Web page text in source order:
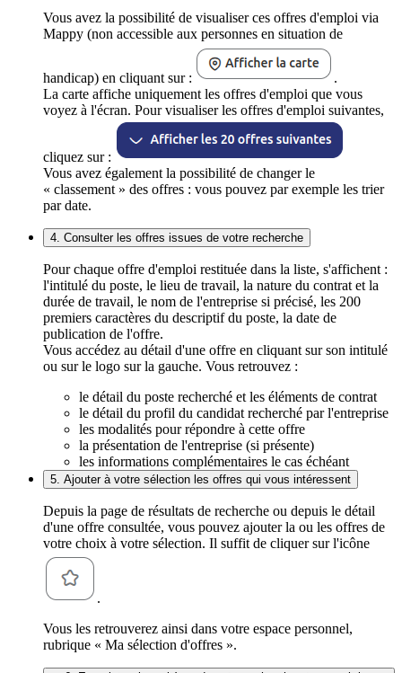
Vous avez la possibilité de visualiser ces offres d'emploi via
Mappy (non accessible aux personnes en situation de
handicap) en cliquant sur :
.
La carte affiche uniquement les offres d'emploi que vous
voyez à l'écran. Pour visualiser les offres d'emploi suivantes,
cliquez sur :
Vous avez également la possibilité de changer le
« classement » des offres : vous pouvez par exemple les trier
par date.
4. Consulter les offres issues de votre recherche
Pour chaque offre d'emploi restituée dans la liste, s'affichent :
l'intitulé du poste, le lieu de travail, la nature du contrat et la
durée de travail, le nom de l'entreprise si précisé, les 200
premiers caractères du descriptif du poste, la date de
publication de l'offre.
Vous accédez au détail d'une offre en cliquant sur son intitulé
ou sur le logo sur la gauche. Vous retrouvez :
le détail du poste recherché et les éléments de contrat
le détail du profil du candidat recherché par l'entreprise
les modalités pour répondre à cette offre
la présentation de l'entreprise (si présente)
les informations complémentaires le cas échéant
5. Ajouter à votre sélection les offres qui vous intéressent
Depuis la page de résultats de recherche ou depuis le détail
d'une offre consultée, vous pouvez ajouter la ou les offres de
votre choix à votre sélection. Il suffit de cliquer sur l'icône
.
Vous les retrouverez ainsi dans votre espace personnel,
rubrique « Ma sélection d'offres ».